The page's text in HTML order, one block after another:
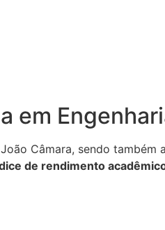
em
Câmara, sendo
de rendimento